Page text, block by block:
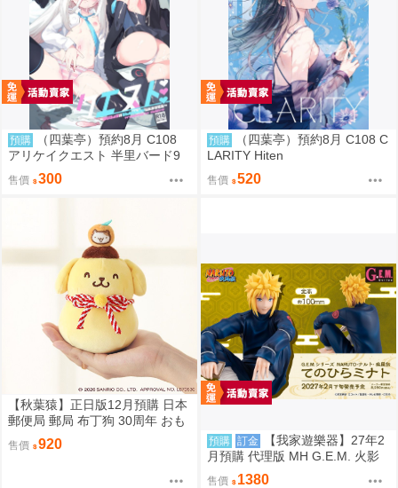
預購
（四葉亭）預約8月 C108
アリケイクエスト 半里バード9
售價 300
預購
（四葉亭）預約8月 C108 C
LARITY Hiten
售價 520
【秋葉猿】正日版12月預購 日本
郵便局 郵局 布丁狗 30周年 おも
ちもちもちマスコット 吊飾
售價 920 預購 訂金
【我家遊樂器】27年2
月預購 代理版 MH G.E.M. 火影
忍者 疾風傳 掌上系列 波風湊
售價 1380